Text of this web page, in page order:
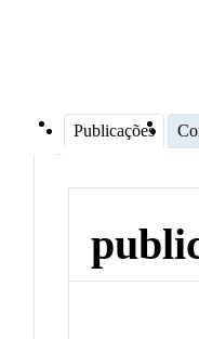
Publicações